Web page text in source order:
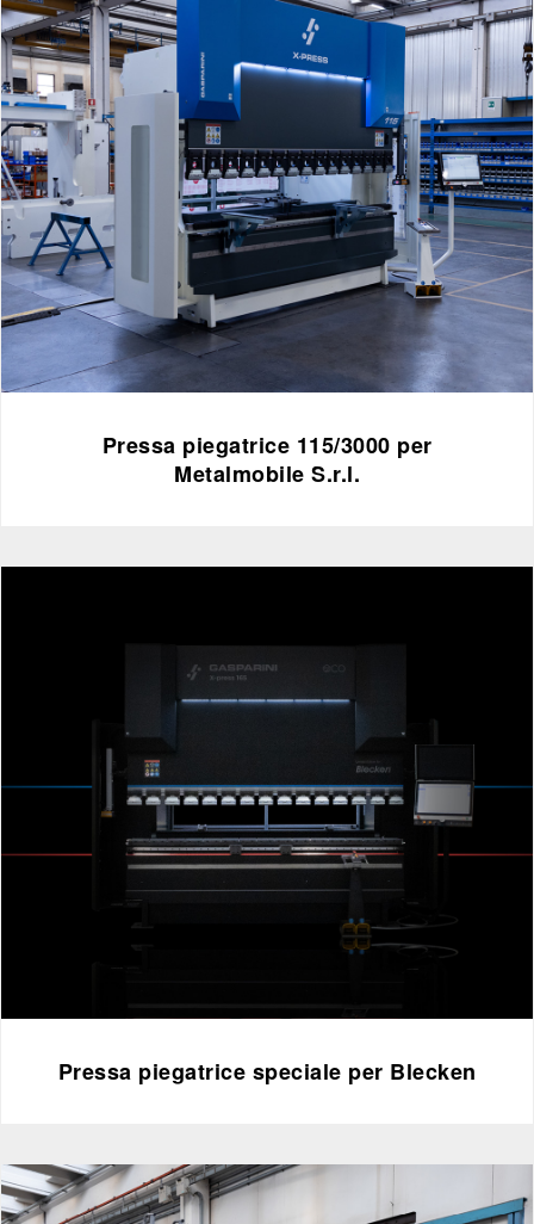
Pressa piegatrice 115/3000 per
Metalmobile S.r.l.
Pressa piegatrice speciale per Blecken